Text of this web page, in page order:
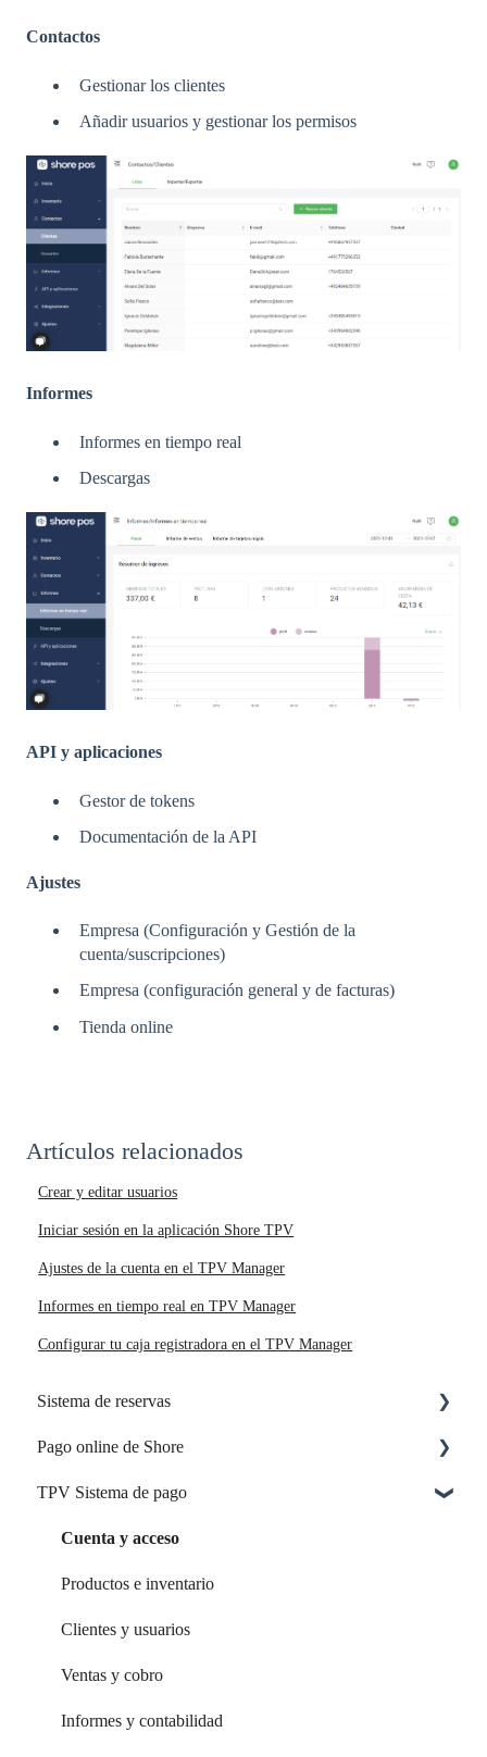
Contactos
Gestionar los clientes
Añadir usuarios y gestionar los permisos
Informes
Informes en tiempo real
Descargas
API y aplicaciones
Gestor de tokens
Documentación de la API
Ajustes
Empresa (Configuración y Gestión de la
cuenta/suscripciones)
Empresa (configuración general y de facturas)
Tienda online
Artículos relacionados
Crear y editar usuarios
Iniciar sesión en la aplicación Shore TPV
Ajustes de la cuenta en el TPV Manager
Informes en tiempo real en TPV Manager
Configurar tu caja registradora en el TPV Manager
Sistema de reservas
Reserva online
Empleados & Recursos
Tu inicio con Shore
Tu cuenta y acceso
Calendario y citas
Página de reservas
Configuración de reservas
Pago online de Shore
Configuración y activación
Opciones de pago y funciones
TPV Sistema de pago
Cuenta y acceso
Productos e inventario
Clientes y usuarios
Ventas y cobro
Informes y contabilidad